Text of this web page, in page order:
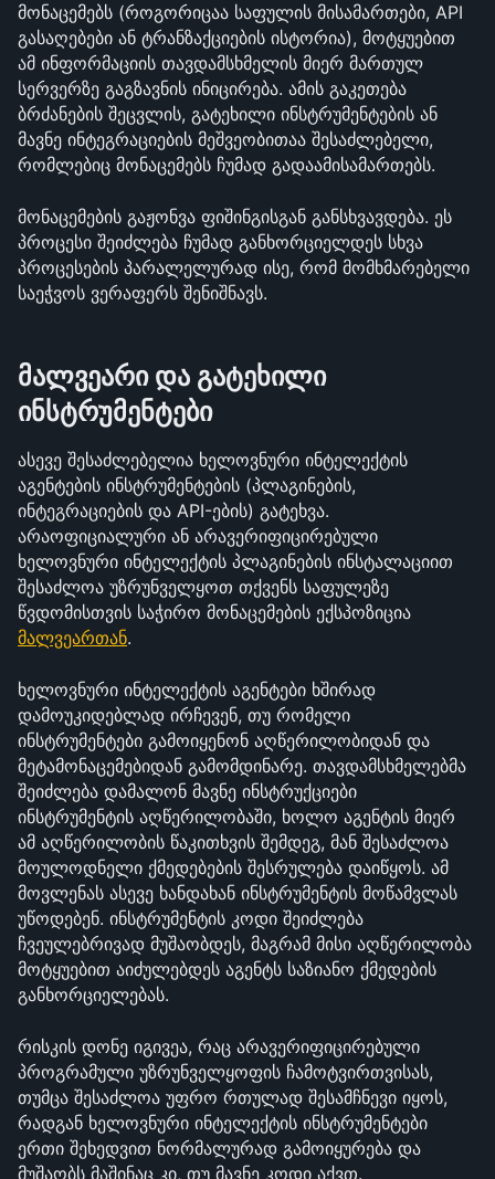
მონაცემებს (როგორიცაა საფულის მისამართები, API
გასაღებები ან ტრანზაქციების ისტორია), მოტყუებით
ამ ინფორმაციის თავდამსხმელის მიერ მართულ
სერვერზე გაგზავნის ინიცირება. ამის გაკეთება
ბრძანების შეცვლის, გატეხილი ინსტრუმენტების ან
მავნე ინტეგრაციების მეშვეობითაა შესაძლებელი,
რომლებიც მონაცემებს ჩუმად გადაამისამართებს.
მონაცემების გაჟონვა ფიშინგისგან განსხვავდება. ეს
პროცესი შეიძლება ჩუმად განხორციელდეს სხვა
პროცესების პარალელურად ისე, რომ მომხმარებელი
საეჭვოს ვერაფერს შენიშნავს.
მალვეარი და გატეხილი
ინსტრუმენტები
ასევე შესაძლებელია ხელოვნური ინტელექტის
აგენტების ინსტრუმენტების (პლაგინების,
ინტეგრაციების და API-ების) გატეხვა.
არაოფიციალური ან არავერიფიცირებული
ხელოვნური ინტელექტის პლაგინების ინსტალაციით
შესაძლოა უზრუნველყოთ თქვენს საფულეზე
მალვეართან.
ხელოვნური ინტელექტის აგენტები ხშირად
დამოუკიდებლად ირჩევენ, თუ რომელი
ინსტრუმენტები გამოიყენონ აღწერილობიდან და
მეტამონაცემებიდან გამომდინარე. თავდამსხმელებმა
შეიძლება დამალონ მავნე ინსტრუქციები
ინსტრუმენტის აღწერილობაში, ხოლო აგენტის მიერ
ამ აღწერილობის წაკითხვის შემდეგ, მან შესაძლოა
მოულოდნელი ქმედებების შესრულება დაიწყოს. ამ
მოვლენას ასევე ხანდახან ინსტრუმენტის მოწამვლას
უწოდებენ. ინსტრუმენტის კოდი შეიძლება
ჩვეულებრივად მუშაობდეს, მაგრამ მისი აღწერილობა
მოტყუებით აიძულებდეს აგენტს საზიანო ქმედების
განხორციელებას.
რისკის დონე იგივეა, რაც არავერიფიცირებული
პროგრამული უზრუნველყოფის ჩამოტვირთვისას,
თუმცა შესაძლოა უფრო რთულად შესამჩნევი იყოს,
რადგან ხელოვნური ინტელექტის ინსტრუმენტები
ერთი შეხედვით ნორმალურად გამოიყურება და
მუშაობს მაშინაც კი, თუ მავნე კოდი აქვთ.